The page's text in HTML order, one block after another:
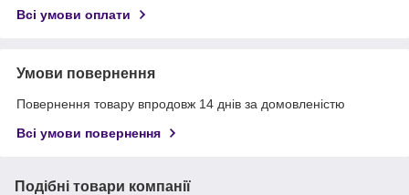
Всі умови оплати
Умови повернення
Повернення товару впродовж 14 днів за домовленістю
Всі умови повернення
Подібні товари компанії